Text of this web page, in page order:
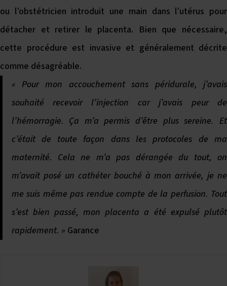
ou l’obstétricien introduit une main dans l’utérus pour
détacher et retirer le placenta. Bien que nécessaire,
cette procédure est invasive et généralement décrite
comme désagréable.
« Pour mon accouchement sans péridurale, j’avais
souhaité recevoir l’injection car j’avais peur de
l’hémorragie. Ça m’a permis d’être plus sereine. Et
c’était de toute façon dans les protocoles de ma
maternité. Cela ne m’a pas dérangée du tout, on
m’avait posé un cathéter bouché à mon arrivée, je ne
me suis même pas rendue compte de la perfusion. Tout
s’est bien passé, mon placenta a été expulsé plutôt
rapidement. » Garance